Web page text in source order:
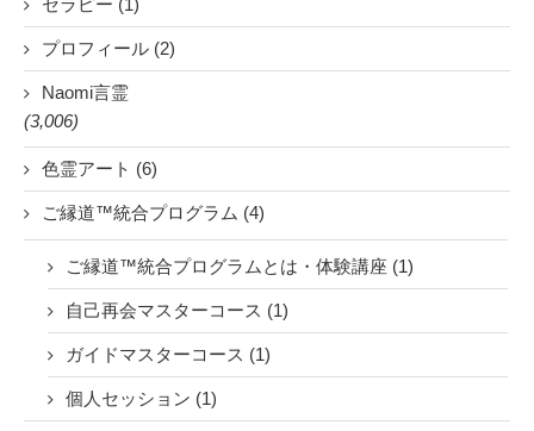
セラピー (1)
プロフィール (2)
Naomi言霊
(3,006)
色霊アート (6)
ご縁道™統合プログラム (4)
ご縁道™統合プログラムとは・体験講座 (1)
自己再会マスターコース (1)
ガイドマスターコース (1)
個人セッション (1)